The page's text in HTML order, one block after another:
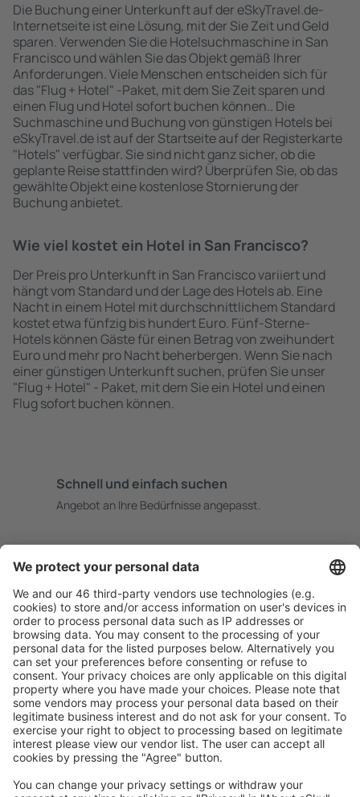
Die Buchung einer Unterkunft auf der eSkyTravel.de-
Internetseite ist eine Lösung, mit der Sie Zeit und Geld
sparen. Verwenden Sie die Hotelsuchmaschine in San
Francisco und wählen Sie das Objekt gemäß Ihrer
Anforderungen. Viele Menschen entscheiden sich für
das "Flug + Hotel" -Paket, mit dem Sie Zeit sparen und
einen Flug und Hotel sofort buchen können.. Die
Suchmaschine und Buchung von günstigen Hotels bei
eSkyTravel.de ist auf der Startseite auf der Registerkarte
"Hotels" verfügbar. Sie sind nicht ganz sicher, ob die
geplante Reise stattfinden wird? Überprüfen Sie, ob das
gewählte Objekt eine kostenlose Stornierung der
Buchung anbietet.
Wie viel kostet ein Hotel in San Francisco?
Der Preis pro Unterkunft in San Francisco variiert und
hängt vom Standard und der Lage des Hotels ab. Eine
Nacht in einem Hotel mit durchschnittlichem Standard
kostet etwa fünfzig bis hundert Euro. Fünf-Sterne-
Hotels können Gäste für einen Betrag von zweihundert
Euro und mehr pro Nacht beherbergen. Wenn Sie nach
einer günstigen Unterkunft suchen, prüfen Sie unser
"Flug + Hotel" - Paket, mit dem Sie ein Hotel und einen
Flug sofort buchen können.
Schnell und einfach suchen
Angebot an Ihre Bedürfnisse angepasst.
Buchen ohne Sorgen mit einer kostenlosen
Stornierungsoption.
Mehr sparen
Attraktive Preise und Spezialangebote für eingeloggte
Benutzer.
Unterkünfte, die Sie mögen
Wählen Sie aus über 1,3 Millionen Unterkünften: Hotels,
Hütten, Apartments und andere.